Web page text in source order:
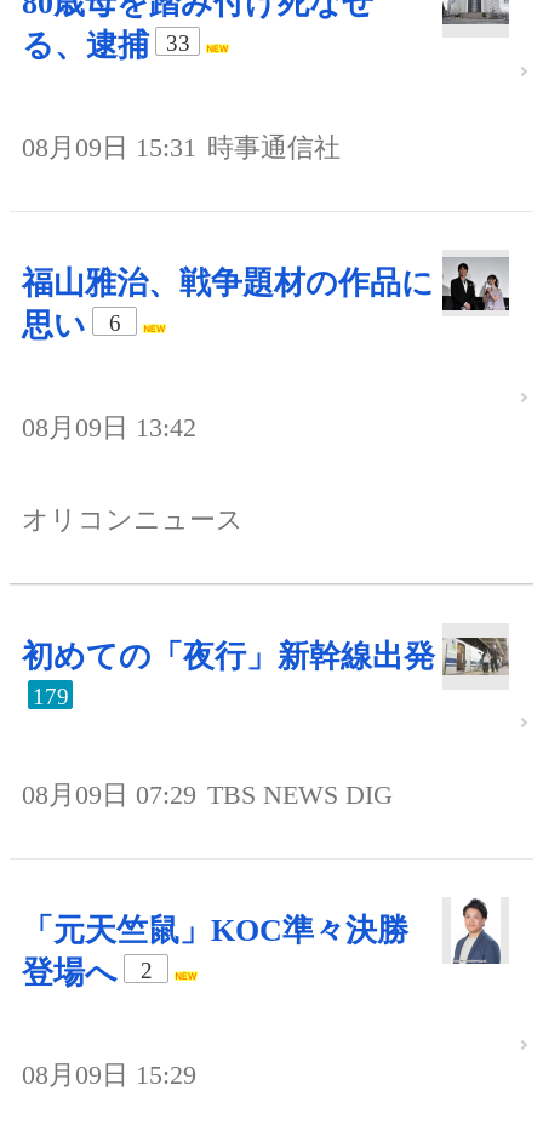
る、逮捕
33
08月09日 15:31 時事通信社
福山雅治、戦争題材の作品に
思い
6
08月09日 13:42
オリコンニュース
初めての「夜行」新幹線出発
179
08月09日 07:29 TBS NEWS DIG
「元天竺鼠」KOC準々決勝
登場へ
2
08月09日 15:29